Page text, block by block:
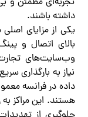
داشته باشند.
بالای اتصال و
وب‌سایت‌های تجارت
نیاز به بارگذاری
داده در فرانسه
هستند. این مراکز